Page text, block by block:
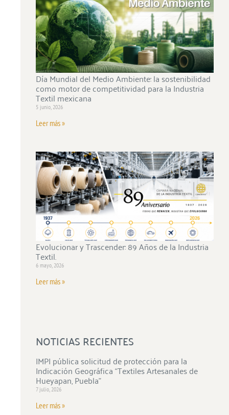
Día Mundial del Medio Ambiente: la sostenibilidad
como motor de competitividad para la Industria
Textil mexicana
5 junio, 2026
Leer más »
Evolucionar y Trascender: 89 Años de la Industria
Textil.
6 mayo, 2026
Leer más »
NOTICIAS RECIENTES
IMPI pública solicitud de protección para la
Indicación Geográfica “Textiles Artesanales de
Hueyapan, Puebla”
7 julio, 2026
Leer más »